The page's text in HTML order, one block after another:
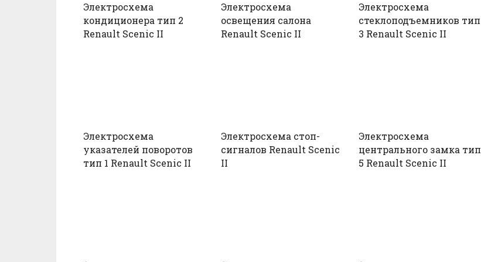
Электросхема
кондиционера тип 2
Renault Scenic II
Электросхема
освещения салона
Renault Scenic II
Электросхема
стеклоподъемников тип
3 Renault Scenic II
Электросхема
указателей поворотов
тип 1 Renault Scenic II
Электросхема стоп-
сигналов Renault Scenic
II
Электросхема
центрального замка тип
5 Renault Scenic II